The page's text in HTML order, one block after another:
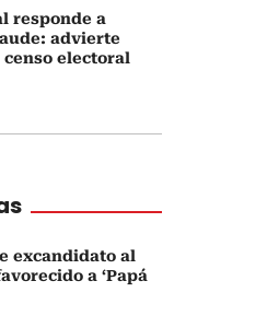
responde a
advierte
electoral
excandidato al
a ‘Papá